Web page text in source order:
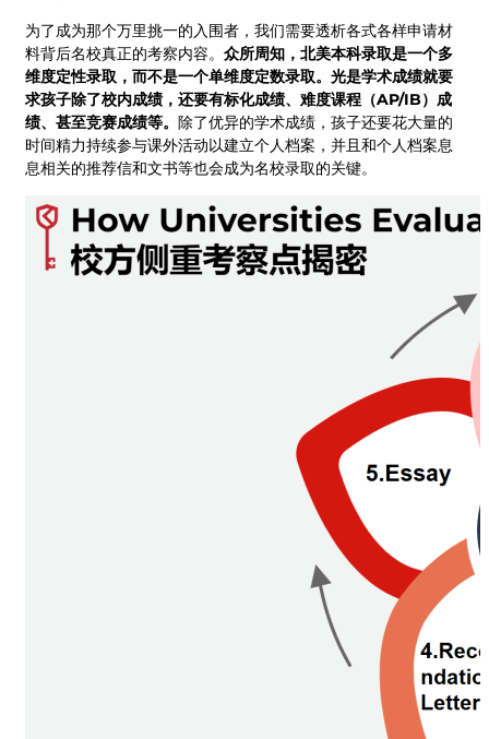
为了成为那个万里挑一的入围者，我们需要透析各式各样申请材
料背后名校真正的考察内容。 众所周知，北美本科录取是一个多
维度定性录取，而不是一个单维度定数录取。光是学术成绩就要
求孩子除了校内成绩，还要有标化成绩、难度课程（AP/IB）成
绩、甚至竞赛成绩等。 除了优异的学术成绩，孩子还要花大量的
时间精力持续参与课外活动以建立个人档案，并且和个人档案息
息相关的推荐信和文书等也会成为名校录取的关键。